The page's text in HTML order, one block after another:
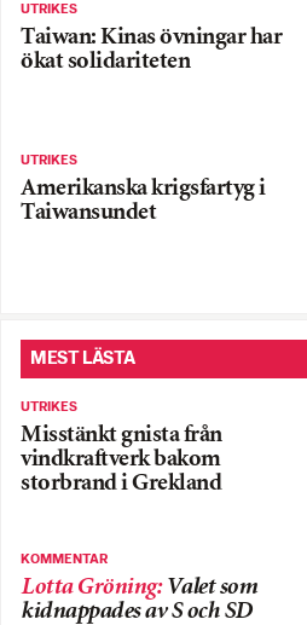
UTRIKES
Taiwan: Kinas övningar har
ökat solidariteten
UTRIKES
Amerikanska krigsfartyg i
Taiwansundet
MEST LÄSTA
UTRIKES
Misstänkt gnista från
vindkraftverk bakom
storbrand i Grekland
KOMMENTAR
Lotta Gröning: Valet som
kidnappades av S och SD